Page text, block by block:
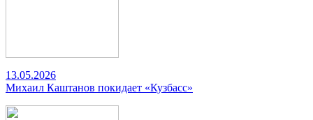
13.05.2026
Михаил Каштанов покидает «Кузбасс»